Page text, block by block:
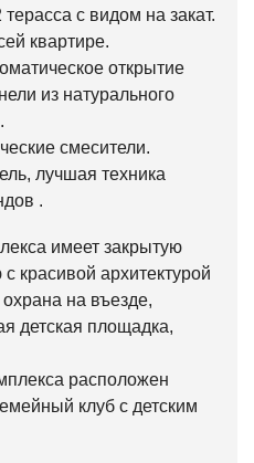
с видом на закат.
квартире.
открытие
из натурального
смесители.
лучшая техника
.
имеет закрытую
красивой архитектурой
на въезде,
детская площадка,
расположен
клуб с детским